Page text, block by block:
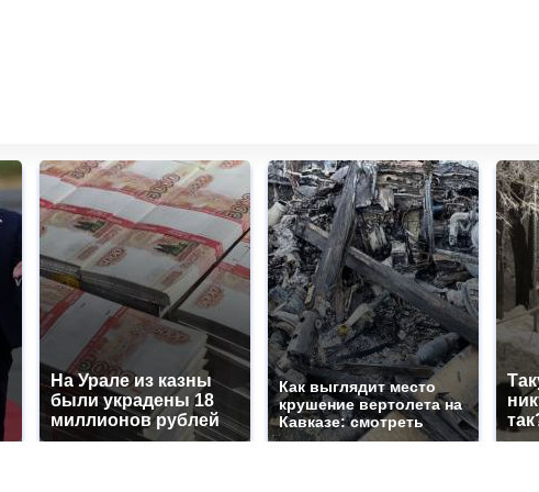
На Урале из казны
были украдены 18
миллионов рублей
Как выглядит место
крушение вертолета на
Кавказе: смотреть